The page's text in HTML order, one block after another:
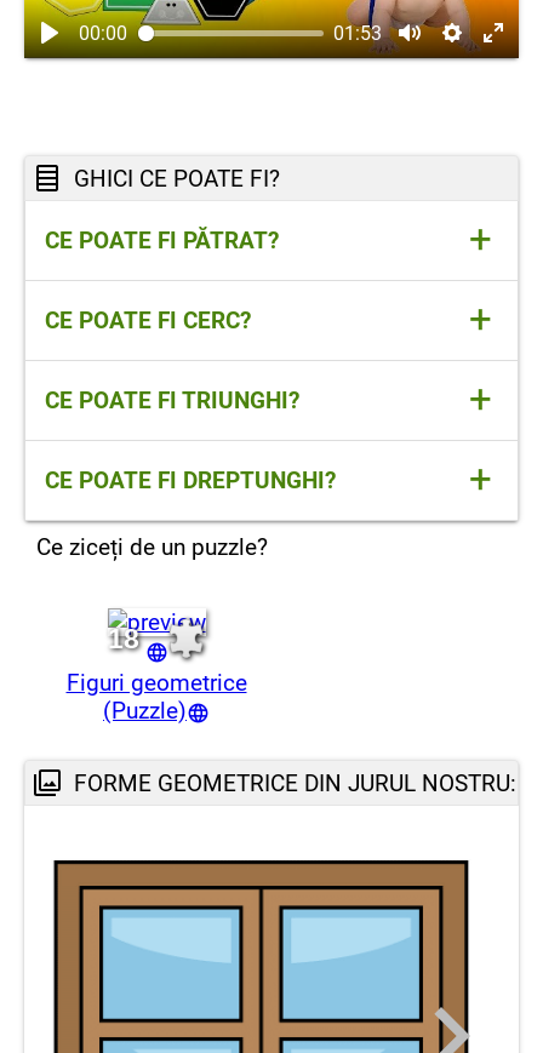
00:00 01:53
GHICI CE POATE FI?
CE POATE FI PĂTRAT? +
UN TABLOU, O PERNĂ, O FEREASTRĂ, O
MASĂ
CE POATE FI CERC? +
UN MĂR, UN CEAS, O MINGE, UN GLOB
CE POATE FI TRIUNGHI? +
UN ACOPERIȘ, UN VÂRF DE MUNTE, O
FELIE DE PIZZA
CE POATE FI DREPTUNGHI? +
UN BLOC, UN PAT, UN DULAP, O CARTE
Ce ziceți de un puzzle?
18
Figuri geometrice
(Puzzle)
FORME GEOMETRICE DIN JURUL NOSTRU: